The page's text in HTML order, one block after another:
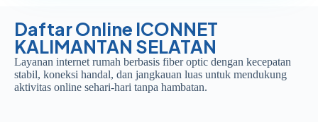
Daftar Online ICONNET
KALIMANTAN SELATAN
Layanan internet rumah berbasis fiber optic dengan kecepatan
stabil, koneksi handal, dan jangkauan luas untuk mendukung
aktivitas online sehari-hari tanpa hambatan.